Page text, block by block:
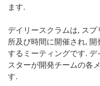
ます.
デイリースクラムは, ス
所及び時間に開催され,
するミーティングです.
スターが開発チームの各
す.